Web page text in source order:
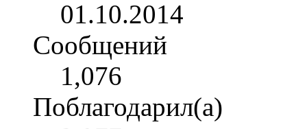
01.10.2014
Сообщений
1,076
Поблагодарил(а)